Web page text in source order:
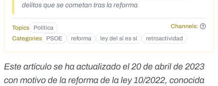
delitos que se cometan tras la reforma
Topics Política
Channels:
Categories
PSOE reforma ley del sí es sí retroactividad
Este artículo se ha actualizado el 20 de abril de 2023
con motivo de la reforma de la ley 10/2022, conocida